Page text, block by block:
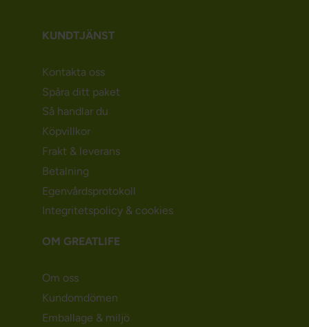
KUNDTJÄNST
Kontakta oss
Spåra ditt paket
Så handlar du
Köpvillkor
Frakt & leverans
Betalning
Egenvårdsprotokoll
Integritetspolicy & cookies
OM GREATLIFE
Om oss
Kundomdömen
Emballage & miljö